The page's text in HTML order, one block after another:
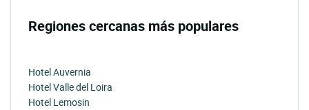
Regiones cercanas más populares
Hotel Auvernia
Hotel Valle del Loira
Hotel Lemosin